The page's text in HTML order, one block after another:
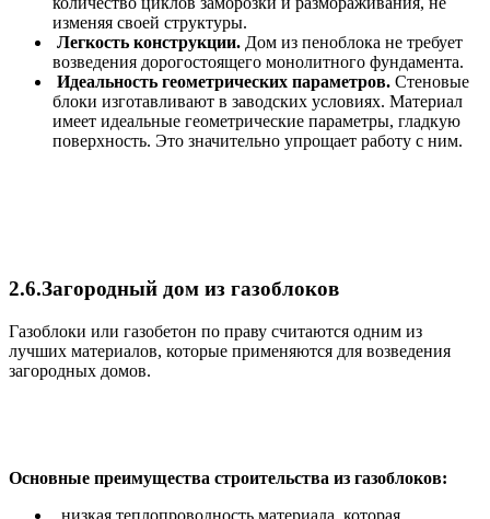
изменяя своей структуры.
Легкость конструкции. Дом из пеноблока не требует
возведения дорогостоящего монолитного фундамента.
Идеальность геометрических параметров. Стеновые
блоки изготавливают в заводских условиях. Материал
имеет идеальные геометрические параметры, гладкую
поверхность. Это значительно упрощает работу с ним.
2.6.Загородный дом из газоблоков
Газоблоки или газобетон по праву считаются одним из
лучших материалов, которые применяются для возведения
загородных домов.
Основные преимущества строительства из газоблоков:
низкая теплопроводность материала, которая